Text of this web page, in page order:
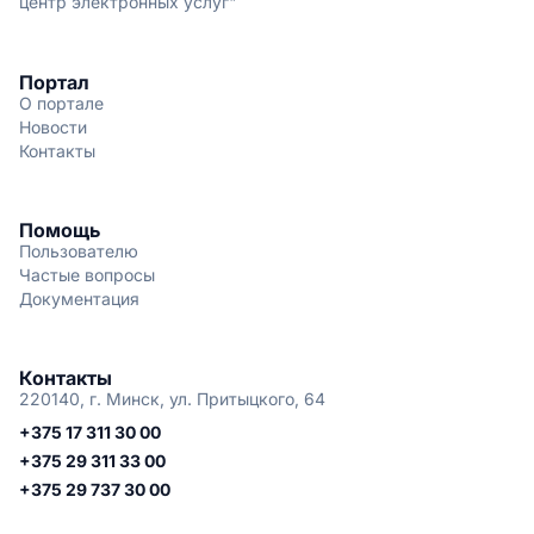
Портал
О портале
Новости
Контакты
Помощь
Пользователю
Частые вопросы
Документация
Контакты
220140, г. Минск, ул. Притыцкого, 64
+375 17 311 30 00
+375 29 311 33 00
+375 29 737 30 00